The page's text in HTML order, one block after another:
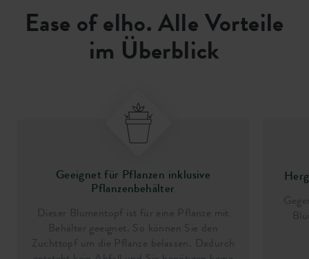
Ease of elho. Alle Vorteile
im Überblick
Geeignet für Pflanzen inklusive
Pflanzenbehälter
Dieser Blumentopf ist für eine Pflanze mit
Behälter geeignet. So können Sie den
Zuchttopf um die Pflanze belassen. Dadurch